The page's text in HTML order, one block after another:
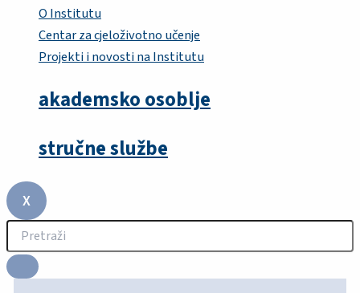
O Institutu
Centar za cjeloživotno učenje
Projekti i novosti na Institutu
akademsko osoblje
stručne službe
X